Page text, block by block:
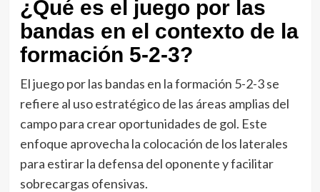
¿Qué es el juego por las
bandas en el contexto de la
formación 5-2-3?
El juego por las bandas en la formación 5-2-3 se
refiere al uso estratégico de las áreas amplias del
campo para crear oportunidades de gol. Este
enfoque aprovecha la colocación de los laterales
para estirar la defensa del oponente y facilitar
sobrecargas ofensivas.